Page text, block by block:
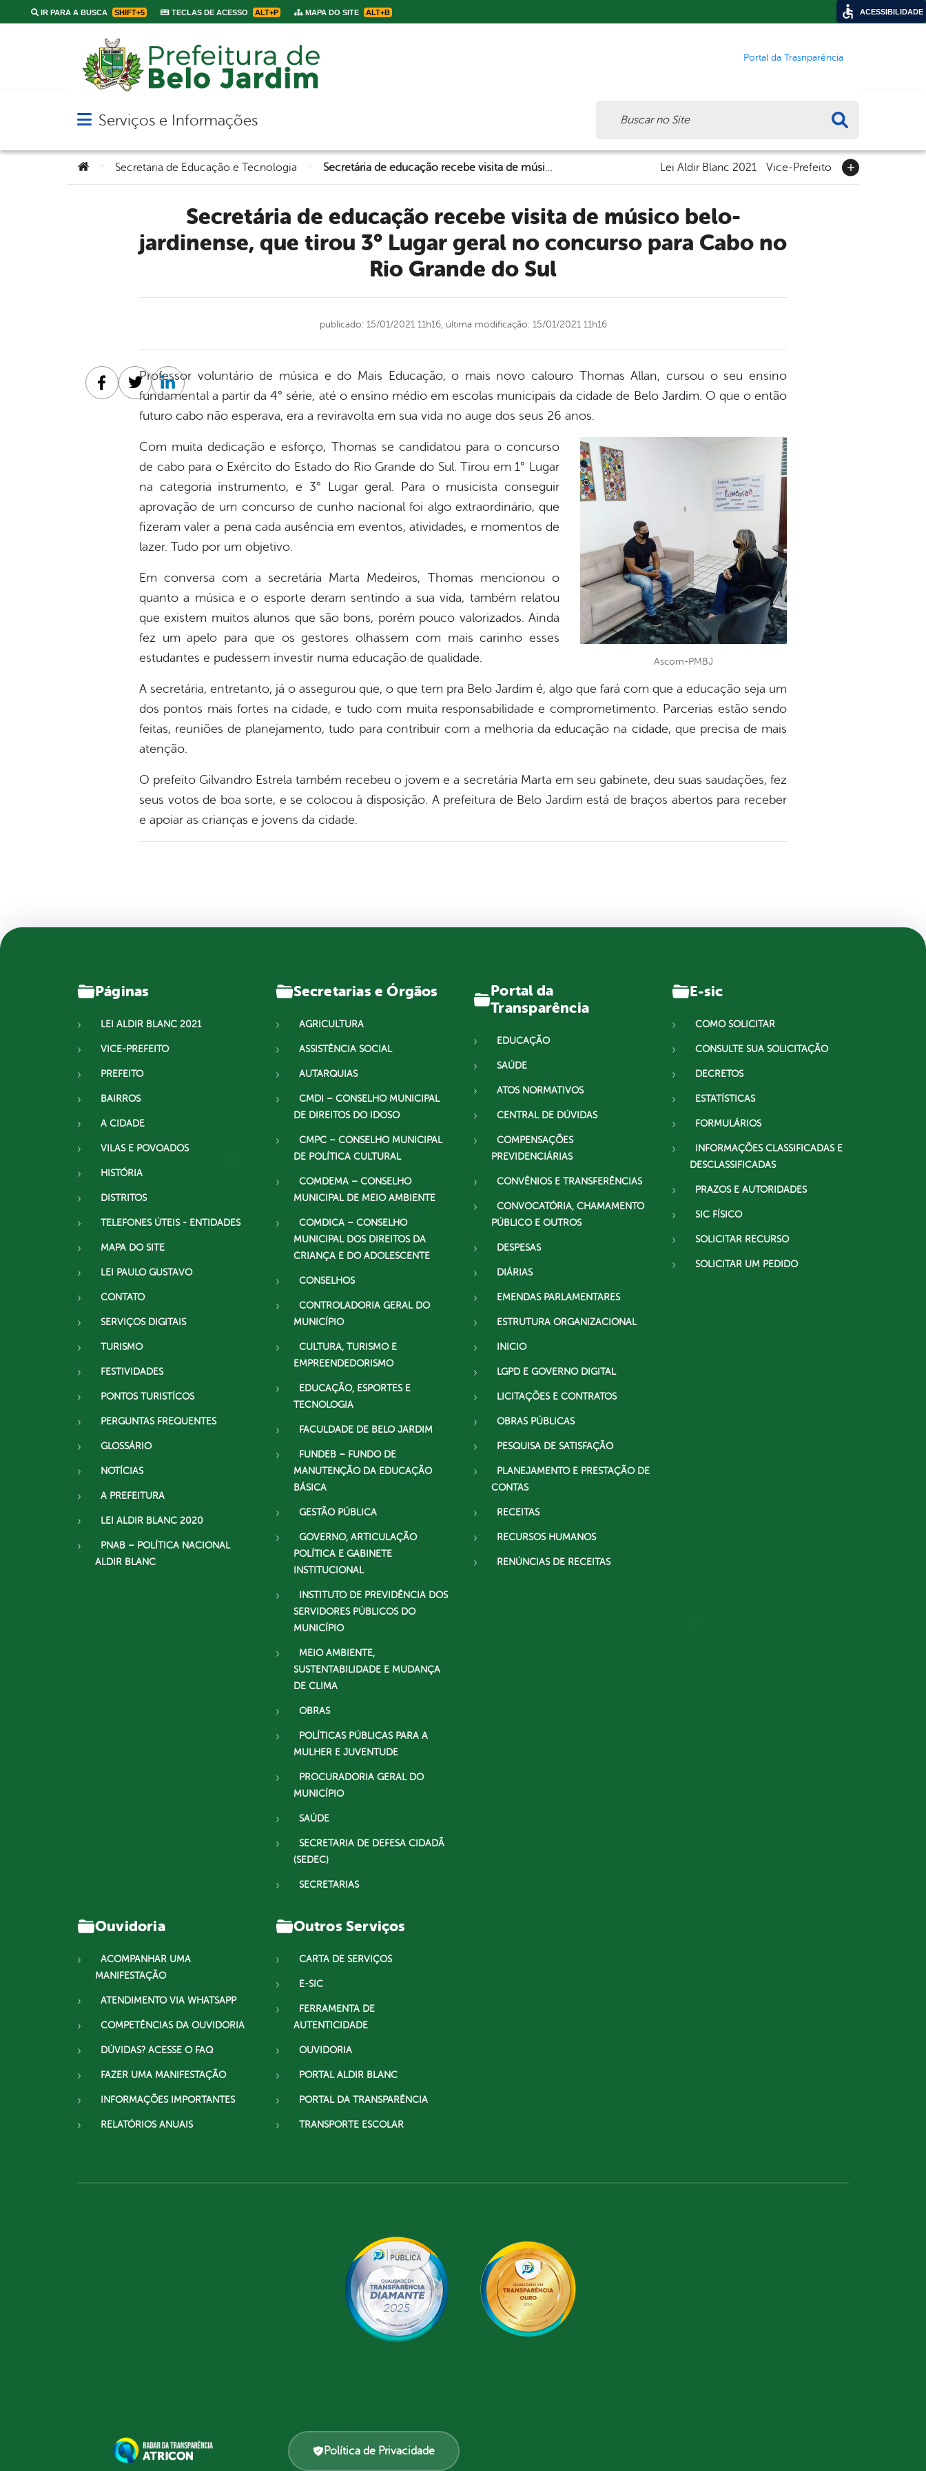
IR PARA A BUSCA SHIFT+5 TECLAS DE ACESSO ALT+P MAPA DO SITE ALT+B
Portal da Trasnparência
Abrir menu principal de navegação
Serviços e Informações
Você está aqui:Secretaria de Educação e Tecnologia Lei Aldir Blanc 2021 Vice-Prefeito
Secretária de educação recebe visita de músico belo-
jardinense, que tirou 3° Lugar geral no concurso para Cabo no
Rio Grande do Sul
publicado: 15/01/2021 11h16, última modificação: 15/01/2021 11h16
Professor voluntário de música e do Mais Educação, o mais novo calouro Thomas Allan, cursou o seu ensino
fundamental a partir da 4° série, até o ensino médio em escolas municipais da cidade de Belo Jardim. O que o então
futuro cabo não esperava, era a reviravolta em sua vida no auge dos seus 26 anos.
Ascom-PMBJ
Com muita dedicação e esforço, Thomas se candidatou para o concurso
de cabo para o Exército do Estado do Rio Grande do Sul. Tirou em 1° Lugar
na categoria instrumento, e 3° Lugar geral. Para o musicista conseguir
aprovação de um concurso de cunho nacional foi algo extraordinário, que
fizeram valer a pena cada ausência em eventos, atividades, e momentos de
lazer. Tudo por um objetivo.
Em conversa com a secretária Marta Medeiros, Thomas mencionou o
quanto a música e o esporte deram sentindo a sua vida, também relatou
que existem muitos alunos que são bons, porém pouco valorizados. Ainda
fez um apelo para que os gestores olhassem com mais carinho esses
estudantes e pudessem investir numa educação de qualidade.
A secretária, entretanto, já o assegurou que, o que tem pra Belo Jardim é, algo que fará com que a educação seja um
dos pontos mais fortes na cidade, e tudo com muita responsabilidade e comprometimento. Parcerias estão sendo
feitas, reuniões de planejamento, tudo para contribuir com a melhoria da educação na cidade, que precisa de mais
atenção.
O prefeito Gilvandro Estrela também recebeu o jovem e a secretária Marta em seu gabinete, deu suas saudações, fez
seus votos de boa sorte, e se colocou à disposição. A prefeitura de Belo Jardim está de braços abertos para receber
e apoiar as crianças e jovens da cidade.
Facebook
TwitterLinkedin
Páginas
LEI ALDIR BLANC 2021
VICE-PREFEITO
PREFEITO
BAIRROS
A CIDADE
VILAS E POVOADOS
HISTÓRIA
DISTRITOS
TELEFONES ÚTEIS - ENTIDADES
MAPA DO SITE
LEI PAULO GUSTAVO
CONTATO
SERVIÇOS DIGITAIS
TURISMO
FESTIVIDADES
PONTOS TURISTÍCOS
PERGUNTAS FREQUENTES
GLOSSÁRIO
NOTÍCIAS
A PREFEITURA
LEI ALDIR BLANC 2020
PNAB – POLÍTICA NACIONAL
ALDIR BLANC
Secretarias e Órgãos
AGRICULTURA
ASSISTÊNCIA SOCIAL
AUTARQUIAS
CMDI – CONSELHO MUNICIPAL
DE DIREITOS DO IDOSO
CMPC – CONSELHO MUNICIPAL
DE POLÍTICA CULTURAL
COMDEMA – CONSELHO
MUNICIPAL DE MEIO AMBIENTE
COMDICA – CONSELHO
MUNICIPAL DOS DIREITOS DA
CRIANÇA E DO ADOLESCENTE
CONSELHOS
CONTROLADORIA GERAL DO
MUNICÍPIO
CULTURA, TURISMO E
EMPREENDEDORISMO
EDUCAÇÃO, ESPORTES E
TECNOLOGIA
FACULDADE DE BELO JARDIM
FUNDEB – FUNDO DE
MANUTENÇÃO DA EDUCAÇÃO
BÁSICA
GESTÃO PÚBLICA
GOVERNO, ARTICULAÇÃO
POLÍTICA E GABINETE
INSTITUCIONAL
INSTITUTO DE PREVIDÊNCIA DOS
SERVIDORES PÚBLICOS DO
MUNICÍPIO
MEIO AMBIENTE,
SUSTENTABILIDADE E MUDANÇA
DE CLIMA
OBRAS
POLÍTICAS PÚBLICAS PARA A
MULHER E JUVENTUDE
PROCURADORIA GERAL DO
MUNICÍPIO
SAÚDE
SECRETARIA DE DEFESA CIDADÃ
(SEDEC)
SECRETARIAS
Portal da
Transparência
EDUCAÇÃO
SAÚDE
ATOS NORMATIVOS
CENTRAL DE DÚVIDAS
COMPENSAÇÕES
PREVIDENCIÁRIAS
CONVÊNIOS E TRANSFERÊNCIAS
CONVOCATÓRIA, CHAMAMENTO
PÚBLICO E OUTROS
DESPESAS
DIÁRIAS
EMENDAS PARLAMENTARES
ESTRUTURA ORGANIZACIONAL
INICIO
LGPD E GOVERNO DIGITAL
LICITAÇÕES E CONTRATOS
OBRAS PÚBLICAS
PESQUISA DE SATISFAÇÃO
PLANEJAMENTO E PRESTAÇÃO DE
CONTAS
RECEITAS
RECURSOS HUMANOS
RENÚNCIAS DE RECEITAS
E-sic
COMO SOLICITAR
CONSULTE SUA SOLICITAÇÃO
DECRETOS
ESTATÍSTICAS
FORMULÁRIOS
INFORMAÇÕES CLASSIFICADAS E
DESCLASSIFICADAS
PRAZOS E AUTORIDADES
SIC FÍSICO
SOLICITAR RECURSO
SOLICITAR UM PEDIDO
Ouvidoria
ACOMPANHAR UMA
MANIFESTAÇÃO
ATENDIMENTO VIA WHATSAPP
COMPETÊNCIAS DA OUVIDORIA
DÚVIDAS? ACESSE O FAQ
FAZER UMA MANIFESTAÇÃO
INFORMAÇÕES IMPORTANTES
RELATÓRIOS ANUAIS
Outros Serviços
CARTA DE SERVIÇOS
E-SIC
FERRAMENTA DE
AUTENTICIDADE
OUVIDORIA
PORTAL ALDIR BLANC
PORTAL DA TRANSPARÊNCIA
TRANSPORTE ESCOLAR
Política de Privacidade
ACESSIBILIDADE